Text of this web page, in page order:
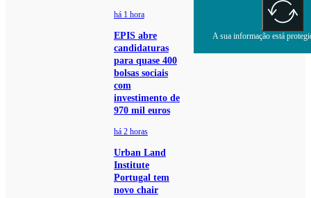
há 1 hora
EPIS abre
candidaturas
para quase 400
bolsas sociais
com
investimento de
970 mil euros
há 2 horas
Urban Land
Institute
Portugal tem
novo chair
A sua informação está